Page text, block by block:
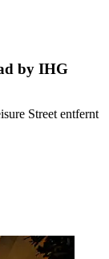
by IHG
Street entfernt